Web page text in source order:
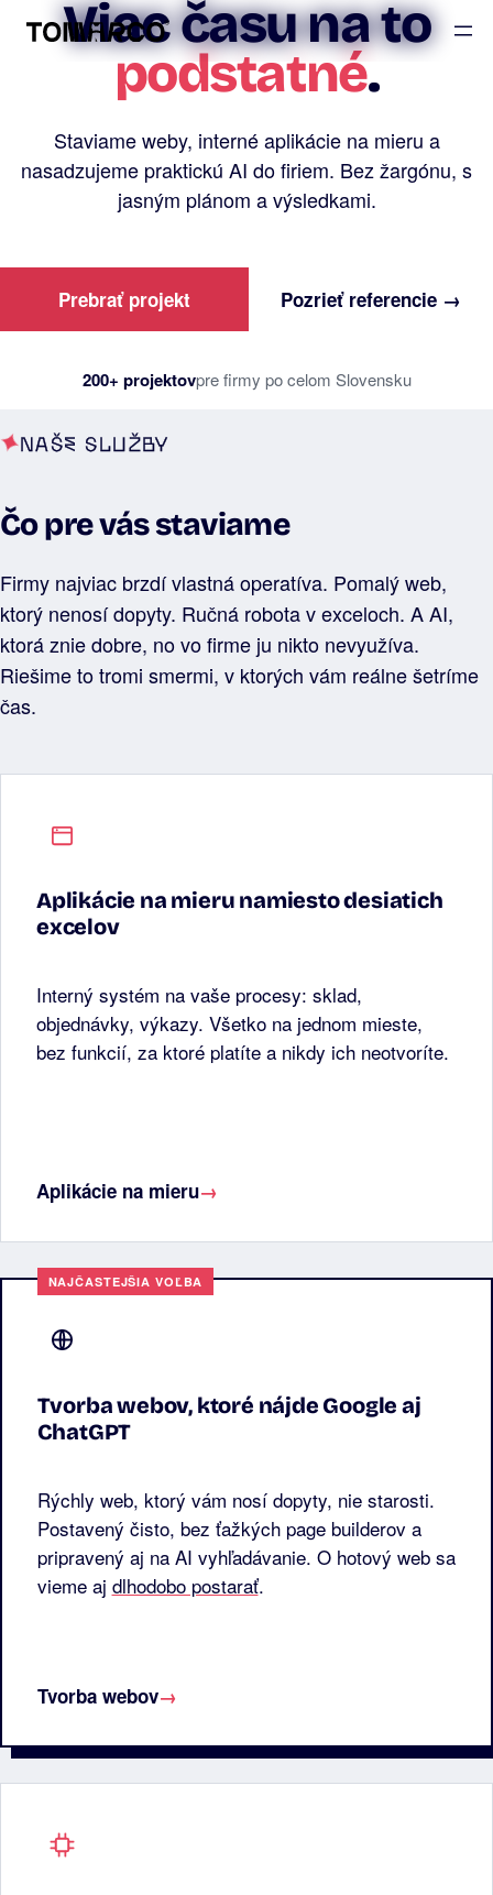
Viac času na to
podstatné.
Staviame weby, interné aplikácie na mieru a
nasadzujeme praktickú AI do firiem. Bez žargónu, s
jasným plánom a výsledkami.
Prebrať projekt Pozrieť referencie →
200+ projektovpre firmy po celom Slovensku
NAŠE SLUŽBY
Čo pre vás staviame
Firmy najviac brzdí vlastná operatíva. Pomalý web,
ktorý nenosí dopyty. Ručná robota v exceloch. A AI,
ktorá znie dobre, no vo firme ju nikto nevyužíva.
Riešime to tromi smermi, v ktorých vám reálne šetríme
čas.
Aplikácie na mieru namiesto desiatich
excelov
Interný systém na vaše procesy: sklad,
objednávky, výkazy. Všetko na jednom mieste,
bez funkcií, za ktoré platíte a nikdy ich neotvoríte.
Aplikácie na mieru→
Tvorba webov, ktoré nájde Google aj
ChatGPT
Rýchly web, ktorý vám nosí dopyty, nie starosti.
Postavený čisto, bez ťažkých page builderov a
pripravený aj na AI vyhľadávanie. O hotový web sa
vieme aj dlhodobo postarať.
Tvorba webov→